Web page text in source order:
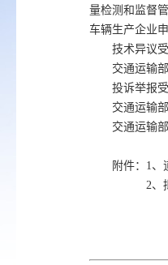
量检测和监督
车辆生产企业
技术异议
交通运输
投诉举报
交通运输
交通运输
附件：1、
2、拟